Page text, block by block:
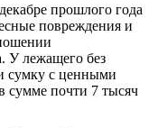
прошлого года
повреждения и
У лежащего без
сумку с ценными
почти 7 тысяч